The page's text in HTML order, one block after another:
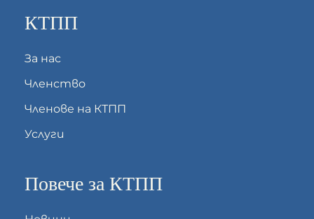
КТПП
За нас
Членство
Членове на КТПП
Услуги
Повече за КТПП